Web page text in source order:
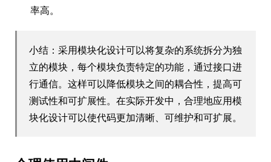
率高。
小结：采用模块化设计可以将复杂的系统拆分为独
立的模块，每个模块负责特定的功能，通过接口进
行通信。这样可以降低模块之间的耦合性，提高可
测试性和可扩展性。在实际开发中，合理地应用模
块化设计可以使代码更加清晰、可维护和可扩展。